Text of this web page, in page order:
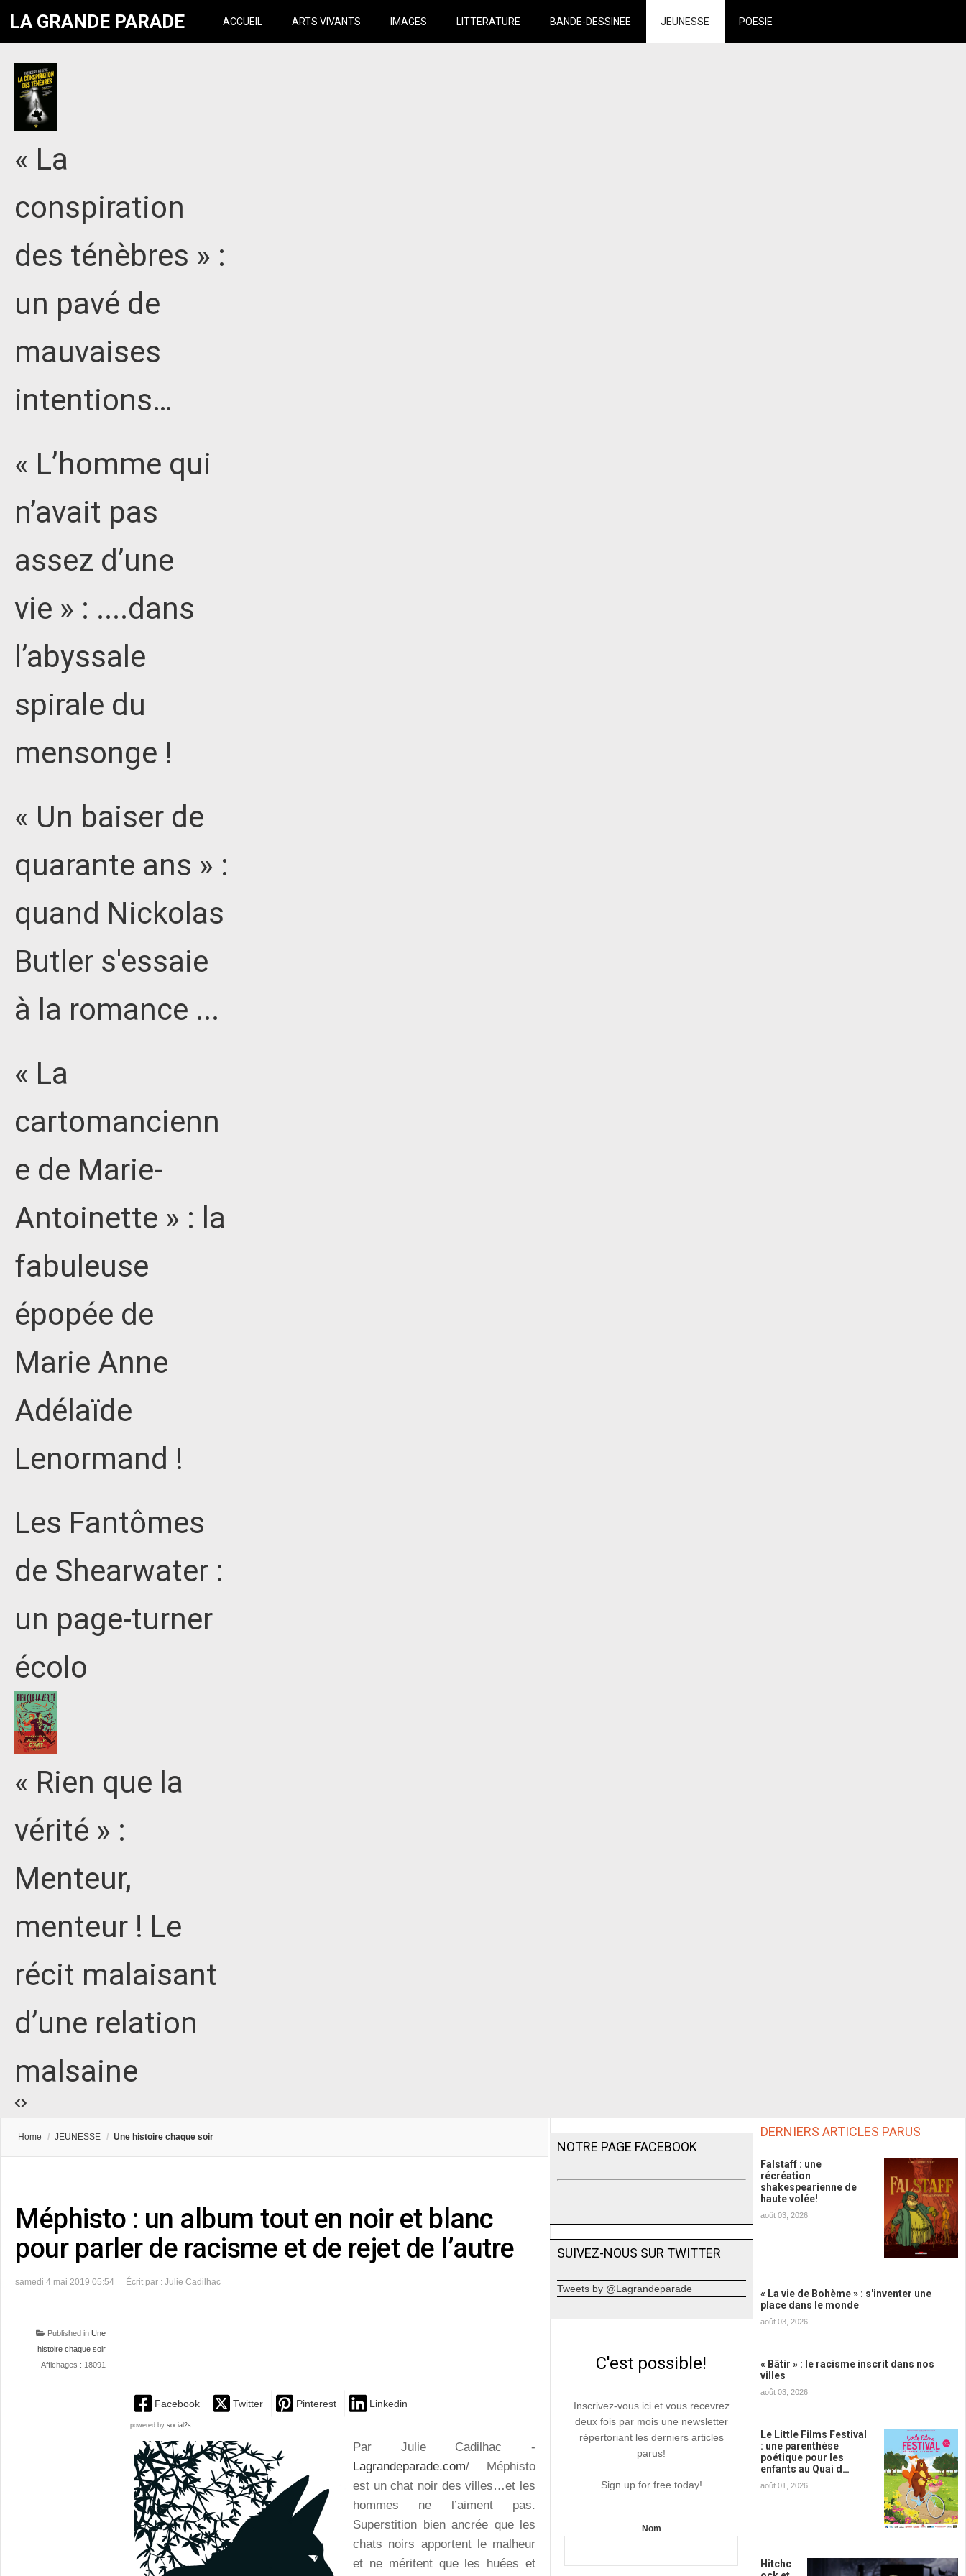
LA GRANDE PARADE ACCUEIL ARTS VIVANTS IMAGES LITTERATURE BANDE-DESSINEE JEUNESSE POESIE
« La
conspiration
des ténèbres » :
un pavé de
mauvaises
intentions…
« L’homme qui
n’avait pas
assez d’une
vie » : ....dans
l’abyssale
spirale du
mensonge !
« Un baiser de
quarante ans » :
quand Nickolas
Butler s'essaie
à la romance ...
« La
cartomancienn
e de Marie-
Antoinette » : la
fabuleuse
épopée de
Marie Anne
Adélaïde
Lenormand !
Les Fantômes
de Shearwater :
un page-turner
écolo
« Rien que la
vérité » :
Menteur,
menteur ! Le
récit malaisant
d’une relation
malsaine
Home / JEUNESSE / Une histoire chaque soir
Méphisto : un album tout en noir et blanc
pour parler de racisme et de rejet de l’autre
samedi 4 mai 2019 05:54 Écrit par : Julie Cadilhac
Published in Une
histoire chaque soir
Affichages : 18091
Facebook Twitter Pinterest Linkedin
powered by social2s
Par Julie Cadilhac -
Lagrandeparade.com/ Méphisto
est un chat noir des villes…et les
hommes ne l’aiment pas.
Superstition bien ancrée que les
chats noirs apportent le malheur
et ne méritent que les huées et
NOTRE PAGE FACEBOOK
SUIVEZ-NOUS SUR TWITTER
Tweets by @Lagrandeparade
C'est possible!
Inscrivez-vous ici et vous recevrez
deux fois par mois une newsletter
répertoriant les derniers articles
parus!
Sign up for free today!
Nom
DERNIERS ARTICLES PARUS
Falstaff : une
récréation
shakespearienne de
haute volée!
août 03, 2026
« La vie de Bohème » : s'inventer une
place dans le monde
août 03, 2026
« Bâtir » : le racisme inscrit dans nos
villes
août 03, 2026
Le Little Films Festival
: une parenthèse
poétique pour les
enfants au Quai d…
août 01, 2026
Hitchc